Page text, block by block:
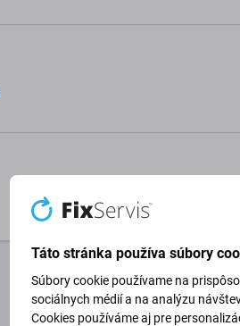
Táto stránka používa súbory
Súbory cookie používame na
sociálnych médií a na analýzu
Cookies používáme aj pre